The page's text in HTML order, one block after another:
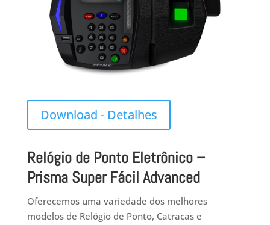
Download - Detalhes
Relógio de Ponto Eletrônico –
Prisma Super Fácil Advanced
Oferecemos uma variedade dos melhores
modelos de Relógio de Ponto, Catracas e